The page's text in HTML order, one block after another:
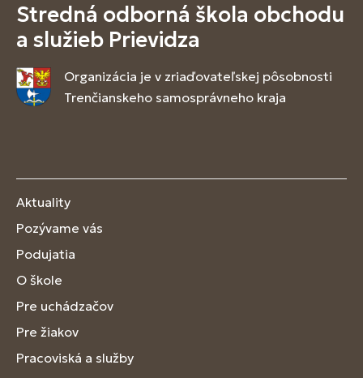
Stredná odborná škola obchodu
a služieb Prievidza
Organizácia je v zriaďovateľskej pôsobnosti
Trenčianskeho samosprávneho kraja
Aktuality
Pozývame vás
Podujatia
O škole
Pre uchádzačov
Pre žiakov
Pracoviská a služby